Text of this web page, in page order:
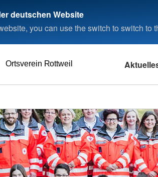
deutschen Website
you can use the switch to switch to
Ortsverein Rottweil